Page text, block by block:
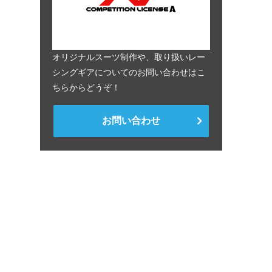
オリジナルスーツ制作や、取り扱いレー
シングギアについてのお問い合わせはこ
ちらからどうぞ！
お問い合わせ